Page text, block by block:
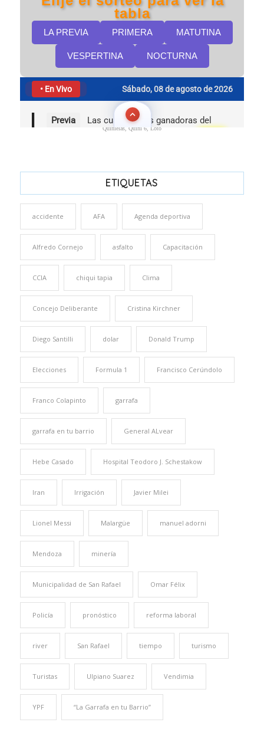
Quinielas, Quini 6, Loto
ETIQUETAS
accidente AFA Agenda deportiva
Alfredo Cornejo asfalto Capacitación
CCIA chiqui tapia Clima
Concejo Deliberante Cristina Kirchner
Diego Santilli dolar Donald Trump
Elecciones Formula 1 Francisco Cerúndolo
Franco Colapinto garrafa
garrafa en tu barrio General ALvear
Hebe Casado Hospital Teodoro J. Schestakow
Iran Irrigación Javier Milei
Lionel Messi Malargüe manuel adorni
Mendoza minería
Municipalidad de San Rafael Omar Félix
Policía pronóstico reforma laboral
river San Rafael tiempo turismo
Turistas Ulpiano Suarez Vendimia
YPF “La Garrafa en tu Barrio”